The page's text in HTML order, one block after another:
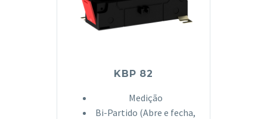
KBP 82
Medição
Bi-Partido (Abre e fecha,